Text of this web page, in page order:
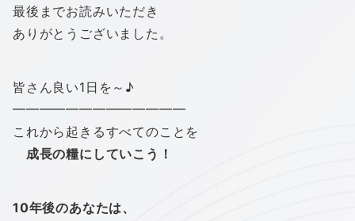
最後までお読みいただき
ありがとうございました。
皆さん良い1日を～♪
━━━━━━━━━━━━━
これから起きるすべてのことを
成長の糧にしていこう！
10年後のあなたは、